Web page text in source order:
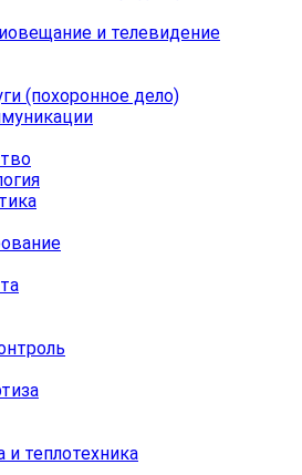
и телевидение
(похоронное дело)
и теплотехника